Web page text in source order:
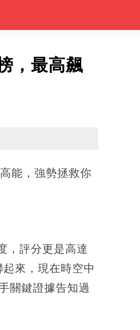
，最高飆
能，強勢拯救你
，評分更是高達
來，現在時空中
關鍵證據告知過